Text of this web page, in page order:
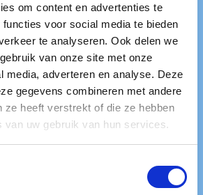
om content en advertenties te
voor social media te bieden
te analyseren. Ook delen we
van onze site met onze
media, adverteren en analyse. Deze
gegevens combineren met andere
ze heeft verstrekt of die ze hebben
van uw gebruik van hun services.